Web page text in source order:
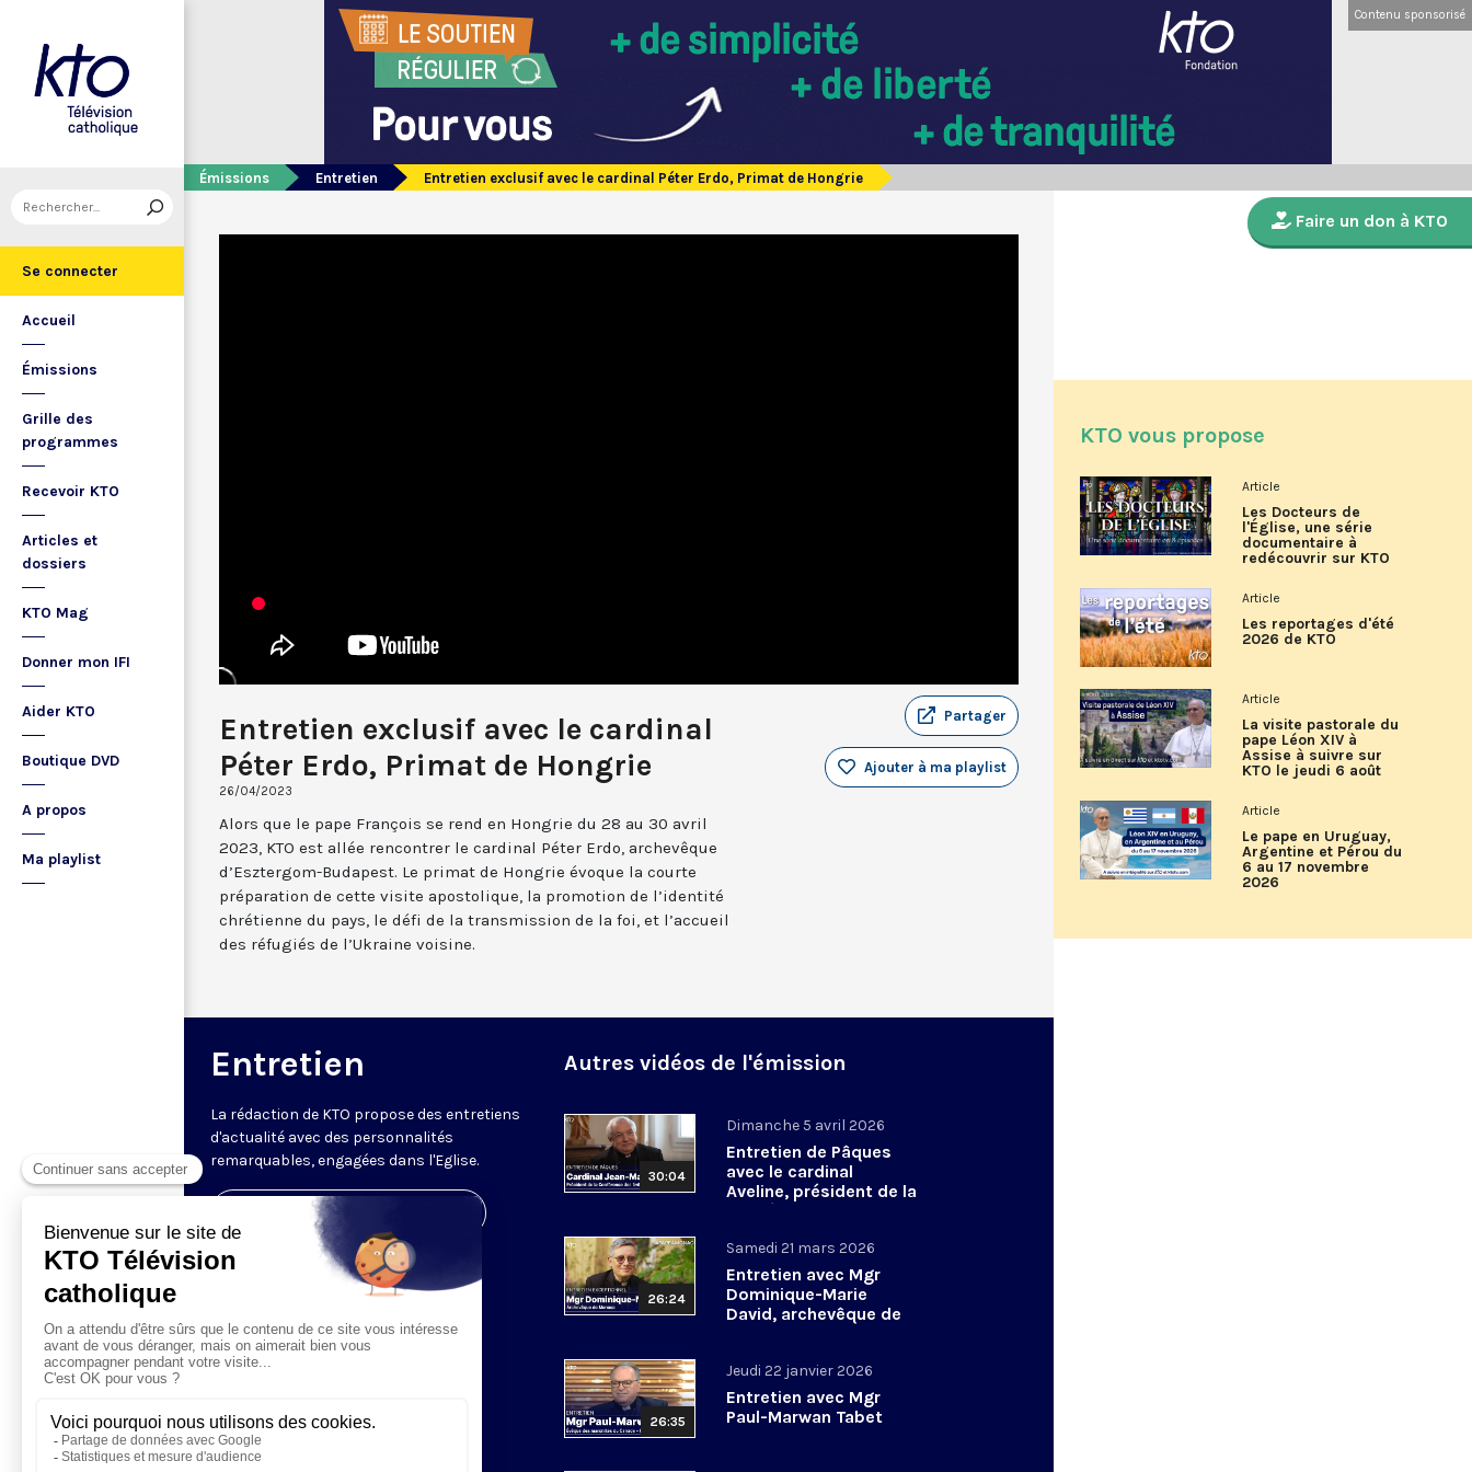
Se connecter
Accueil
Émissions
Grille des
programmes
Recevoir KTO
Articles et
dossiers
KTO Mag
Donner mon IFI
Aider KTO
Boutique DVD
A propos
Ma playlist
Contenu sponsorisé
Émissions Entretien Entretien exclusif avec le cardinal Péter Erdo, Primat de Hongrie
Entretien exclusif avec le cardinal
Péter Erdo, Primat de Hongrie
26/04/2023
Partager
Ajouter à ma playlist
Alors que le pape François se rend en Hongrie du 28 au 30 avril
2023, KTO est allée rencontrer le cardinal Péter Erdo, archevêque
d’Esztergom-Budapest. Le primat de Hongrie évoque la courte
préparation de cette visite apostolique, la promotion de l’identité
chrétienne du pays, le défi de la transmission de la foi, et l’accueil
des réfugiés de l’Ukraine voisine.
Entretien
La rédaction de KTO propose des entretiens
d'actualité avec des personnalités
remarquables, engagées dans l'Eglise.
Visiter la page de l'émission
Autres vidéos de l'émission
30:04
Dimanche 5 avril 2026
Entretien de Pâques
avec le cardinal
Aveline, président de la
Conférence des
26:24
Samedi 21 mars 2026
Entretien avec Mgr
Dominique-Marie
David, archevêque de
26:35
Jeudi 22 janvier 2026
Entretien avec Mgr
Paul-Marwan Tabet
Faire un don à KTO
KTO vous propose
Article
Les Docteurs de
l'Église, une série
documentaire à
redécouvrir sur KTO
Article
Les reportages d'été
2026 de KTO
Article
La visite pastorale du
pape Léon XIV à
Assise à suivre sur
KTO le jeudi 6 août
Article
Le pape en Uruguay,
Argentine et Pérou du
6 au 17 novembre
2026